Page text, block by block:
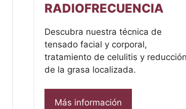
RADIOFRECUENCIA
Descubra nuestra técnica de
tensado facial y corporal,
tratamiento de celulitis y reducción
de la grasa localizada.
Más información